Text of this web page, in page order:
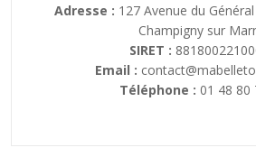
Adresse : 127 Avenue du
Champigny sur
SIRET :
Email :
Téléphone : 01 48 80